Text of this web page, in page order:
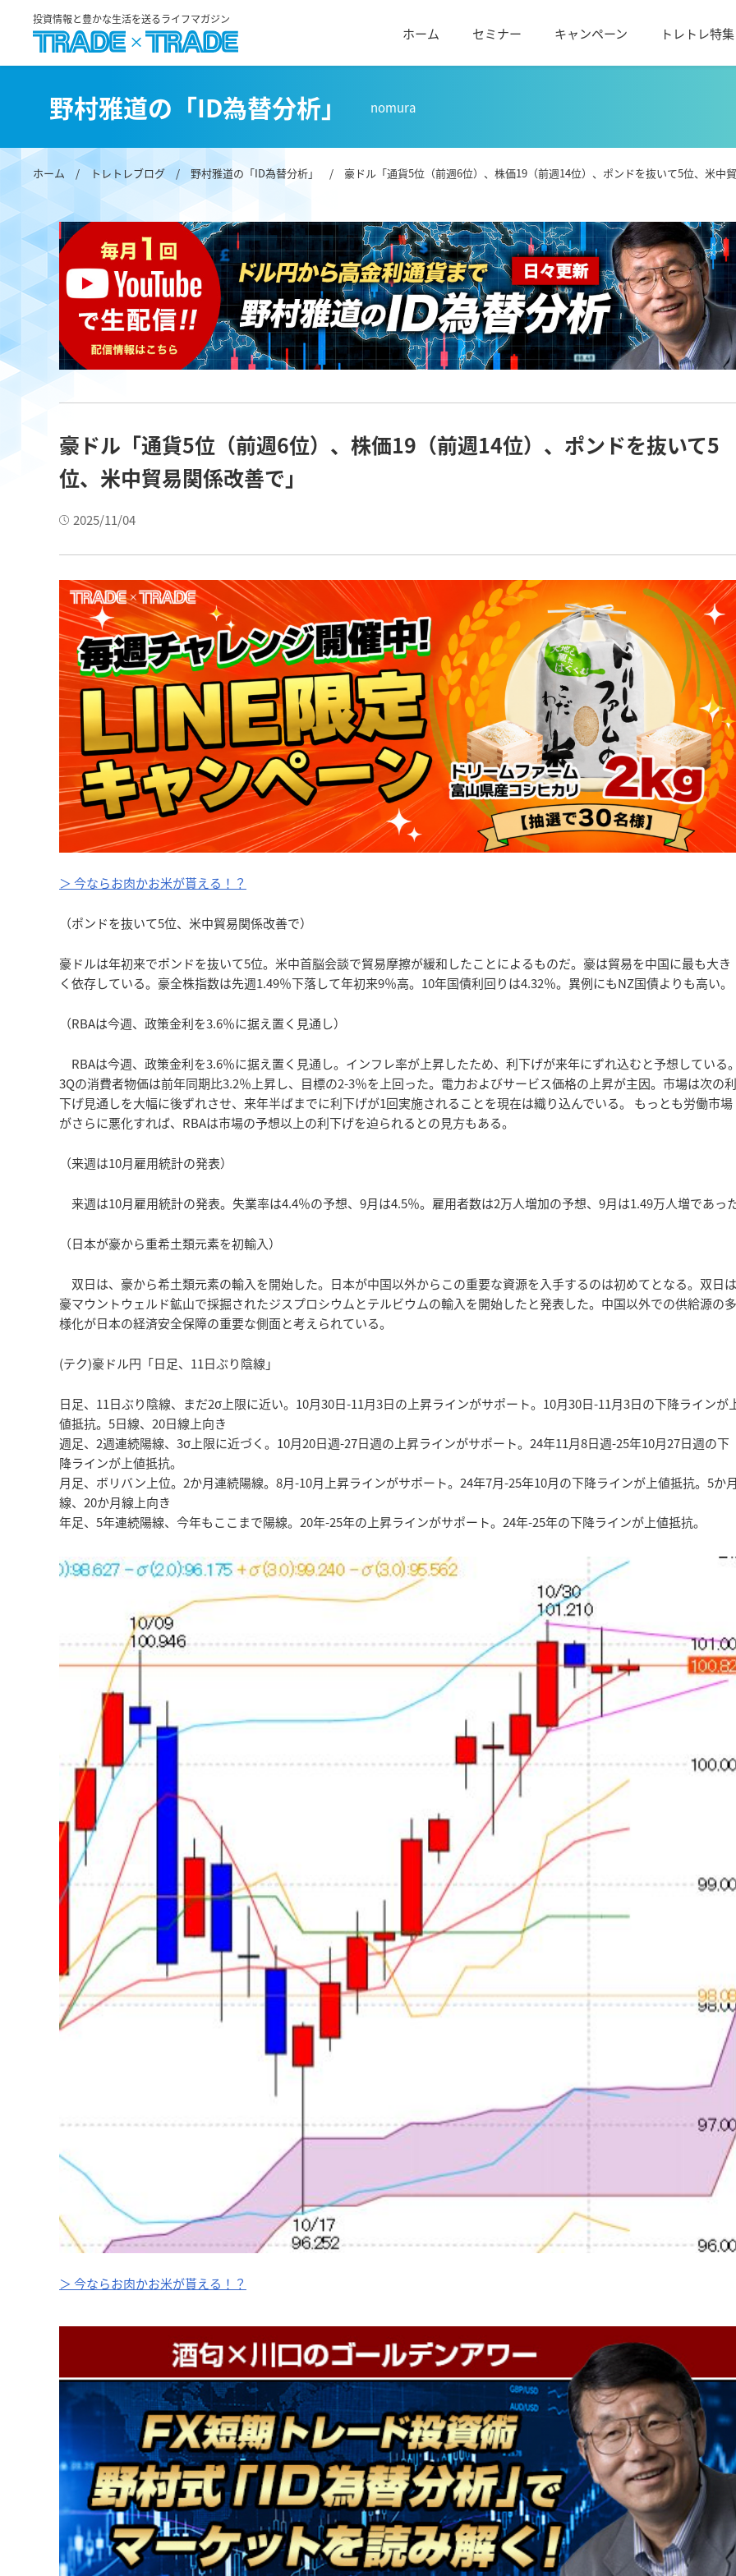
投資情報と豊かな生活を送るライフマガジン
ホーム セミナー キャンペーン トレトレ特集
野村雅道の「ID為替分析」 nomura
ホーム /トレトレブログ / 野村雅道の「ID為替分析」 / 豪ドル「通貨5位（前週6位）、株価19（前週14位）、ポンドを抜いて5位、米中
豪ドル「通貨5位（前週6位）、株価19（前週14位）、ポンドを抜いて5
位、米中貿易関係改善で」
2025/11/04
＞ 今ならお肉かお米が貰える！？
（ポンドを抜いて5位、米中貿易関係改善で）
豪ドルは年初来でポンドを抜いて5位。米中首脳会談で貿易摩擦が緩和したことによるものだ。豪は貿易を中国に最も大き
く依存している。豪全株指数は先週1.49％下落して年初来9％高。10年国債利回りは4.32％。異例にもNZ国債よりも高い。
（RBAは今週、政策金利を3.6％に据え置く見通し）
RBAは今週、政策金利を3.6％に据え置く見通し。インフレ率が上昇したため、利下げが来年にずれ込むと予想している
3Qの消費者物価は前年同期比3.2％上昇し、目標の2-3％を上回った。電力およびサービス価格の上昇が主因。市場は次の利
下げ見通しを大幅に後ずれさせ、来年半ばまでに利下げが1回実施されることを現在は織り込んでいる。 もっとも労働市場
がさらに悪化すれば、RBAは市場の予想以上の利下げを迫られるとの見方もある。
（来週は10月雇用統計の発表）
来週は10月雇用統計の発表。失業率は4.4％の予想、9月は4.5％。雇用者数は2万人増加の予想、9月は1.49万人増であっ
（日本が豪から重希土類元素を初輸入）
双日は、豪から希土類元素の輸入を開始した。日本が中国以外からこの重要な資源を入手するのは初めてとなる。双日は
豪マウントウェルド鉱山で採掘されたジスプロシウムとテルビウムの輸入を開始したと発表した。中国以外での供給源の多
様化が日本の経済安全保障の重要な側面と考えられている。
(テク)豪ドル円「日足、11日ぶり陰線」
日足、11日ぶり陰線、まだ2σ上限に近い。10月30日-11月3日の上昇ラインがサポート。10月30日-11月3日の下降ラインが
値抵抗。5日線、20日線上向き
週足、2週連続陽線、3σ上限に近づく。10月20日週-27日週の上昇ラインがサポート。24年11月8日週-25年10月27日週の下
降ラインが上値抵抗。
月足、ボリバン上位。2か月連続陽線。8月-10月上昇ラインがサポート。24年7月-25年10月の下降ラインが上値抵抗。5か
線、20か月線上向き
年足、5年連続陽線、今年もここまで陽線。20年-25年の上昇ラインがサポート。24年-25年の下降ラインが上値抵抗。
＞ 今ならお肉かお米が貰える！？